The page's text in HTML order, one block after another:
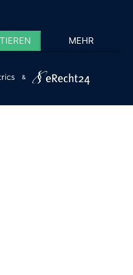
MEHR
&